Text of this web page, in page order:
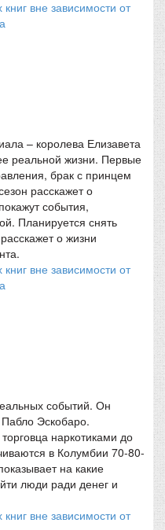
– королева Елизавета
реальной жизни. Первые
брак с принцем
расскажет о
события,
Планируется снять
о жизни
событий. Он
Эскобаро.
наркотиками до
в Колумбии 70-80-
на какие
люди ради денег и